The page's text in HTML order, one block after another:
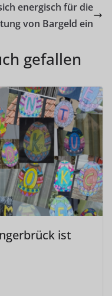
energisch für die
von Bargeld ein
gefallen
ist